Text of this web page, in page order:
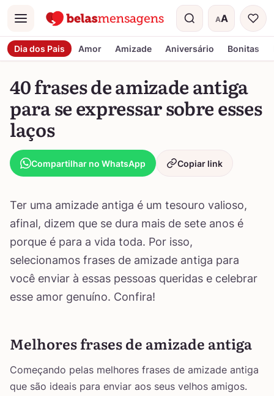
Menu AA
Tamanho do
Dia dos Pais Amor Amizade Aniversário Bonitas
40 frases de amizade antiga
para se expressar sobre esses
laços
Compartilhar no WhatsApp Copiar link
Ter uma amizade antiga é um tesouro valioso,
afinal, dizem que se dura mais de sete anos é
porque é para a vida toda. Por isso,
selecionamos frases de amizade antiga para
você enviar à essas pessoas queridas e celebrar
esse amor genuíno. Confira!
Melhores frases de amizade antiga
Começando pelas melhores frases de amizade antiga
que são ideais para enviar aos seus velhos amigos.